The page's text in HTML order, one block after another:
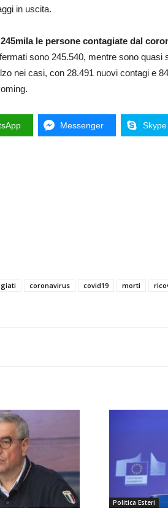
in uscita.
le persone contagiate dal
sono 245.540, mentre sono quasi
nei casi, con 28.491 nuovi contagi e
Messenger Skype
coronavirus covid19 morti
Politica Esteri